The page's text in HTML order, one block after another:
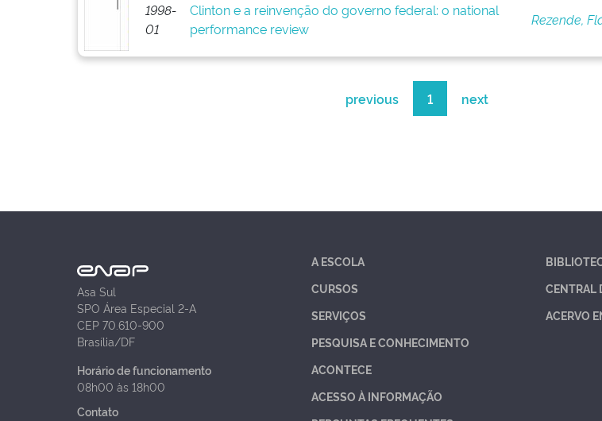
1998-
01
Clinton e a reinvenção do governo federal: o national
performance review
Rezende,
previous 1 next
Asa Sul
SPO Área Especial 2-A
CEP 70.610-900
Brasília/DF
Horário de funcionamento
08h00 às 18h00
Contato
A ESCOLA
CURSOS
SERVIÇOS
PESQUISA E CONHECIMENTO
ACONTECE
ACESSO À INFORMAÇÃO
CENTRAL
ACERVO